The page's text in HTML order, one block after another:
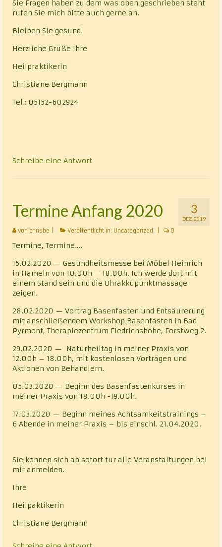
Sie Fragen haben zu dem was oben geschrieben steht
rufen Sie mich bitte auch gerne an.
Bleiben Sie gesund.
Herzliche Grüße Ihre
Heilpraktikerin
Christiane Bergmann
Tel.: 05152-602924
Schreibe eine Antwort
3
DEZ. 2019
Termine Anfang 2020
von chrisbe Veröffentlicht in: Uncategorized 0
Termine, Termine….
15.02.2020 — Gesundheitsmesse bei Möbel Heinrich
in Hameln von 10.00h – 18.00h. Ich werde dort mit
einem Stand sein und die Ohrakkupunktmassage
zeigen.
28.02.2020 — Vortrag Basenfasten und Entsäurerung
mit anschließendem Workshop Basenfasten in Bad
Pyrmont, Therapiezentrum Fiedrichshöhe, Forstweg 2.
29.02.2020 — Naturheiltag in meiner Praxis von
12.00h – 18.00h, mit kostenlosen Vorträgen und
Aktionen von Behandlern.
05.03.2020 — Beginn des Basenfastenkurses in
meiner Praxis von 18.00h -19.00h.
17.03.2020 — Beginn meines Achtsamkeitstrainings –
6 Abende in meiner Praxis – bis einschl. 21.04.2020.
Sie können sich ab sofort für alle Veranstaltungen bei
mir anmelden.
Ihre
Heilpaktikerin
Christiane Bergmann